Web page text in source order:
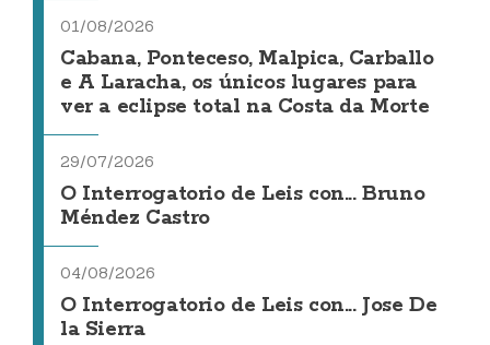
01/08/2026
Cabana, Ponteceso, Malpica, Carballo
e A Laracha, os únicos lugares para
ver a eclipse total na Costa da Morte
29/07/2026
O Interrogatorio de Leis con... Bruno
Méndez Castro
04/08/2026
O Interrogatorio de Leis con... Jose De
la Sierra